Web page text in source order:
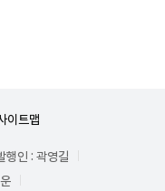
이트맵
행인 : 곽영길